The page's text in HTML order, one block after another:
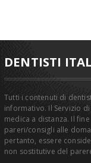
DENTISTI
Tutti i contenuti di
informativo. Il Servizio
medica a distanza. Il
pareri/consigli alle
pertanto, essere
non sostitutive del